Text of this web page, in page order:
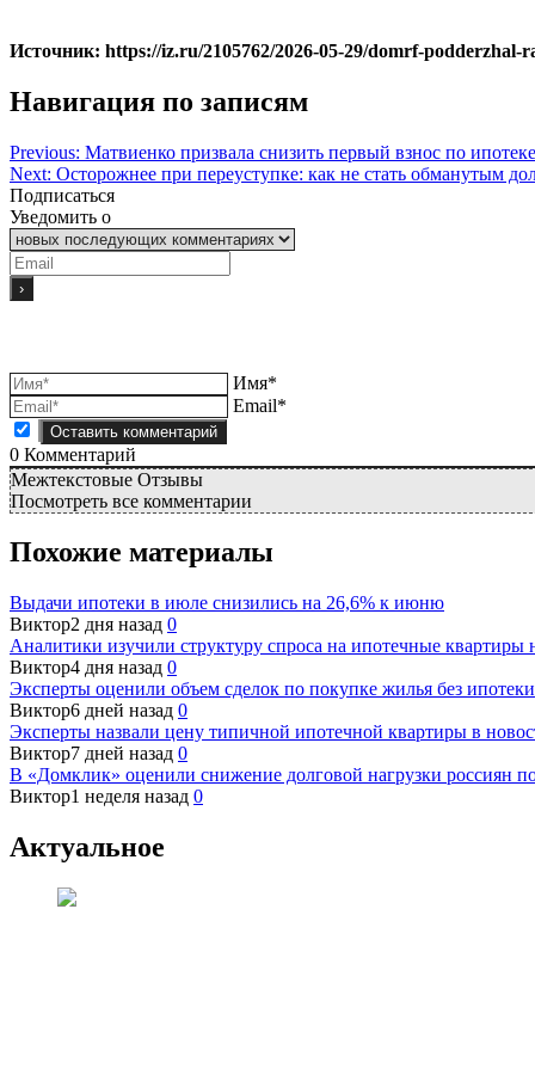
Источник: https://iz.ru/2105762/2026-05-29/domrf-
Навигация по записям
Previous: Матвиенко призвала снизить первый взнос по
Next: Осторожнее при переуступке: как не стать обманутым
Подписаться
Уведомить о
Имя*
Email*
0 Комментарий
Межтекстовые Отзывы
Посмотреть все комментарии
Похожие материалы
Выдачи ипотеки в июле снизились на 26,6% к июню
Виктор2 дня назад 0
Аналитики изучили структуру спроса на ипотечные квартиры
Виктор4 дня назад 0
Эксперты оценили объем сделок по покупке жилья без ипотеки
Виктор6 дней назад 0
Эксперты назвали цену типичной ипотечной квартиры в
Виктор7 дней назад 0
В «Домклик» оценили снижение долговой нагрузки россиян
Виктор1 неделя назад 0
Актуальное